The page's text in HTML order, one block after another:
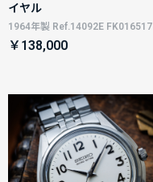
イヤル
1964年製 Ref.14092E FK016517
￥138,000